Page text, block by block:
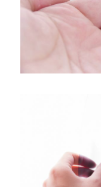
入
康